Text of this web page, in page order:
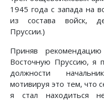
1945 года с запада на
из состава войск,
Пруссии.)
Приняв
Восточную Пруссию, я
должности
мотивируя это тем, что
я стал находиться